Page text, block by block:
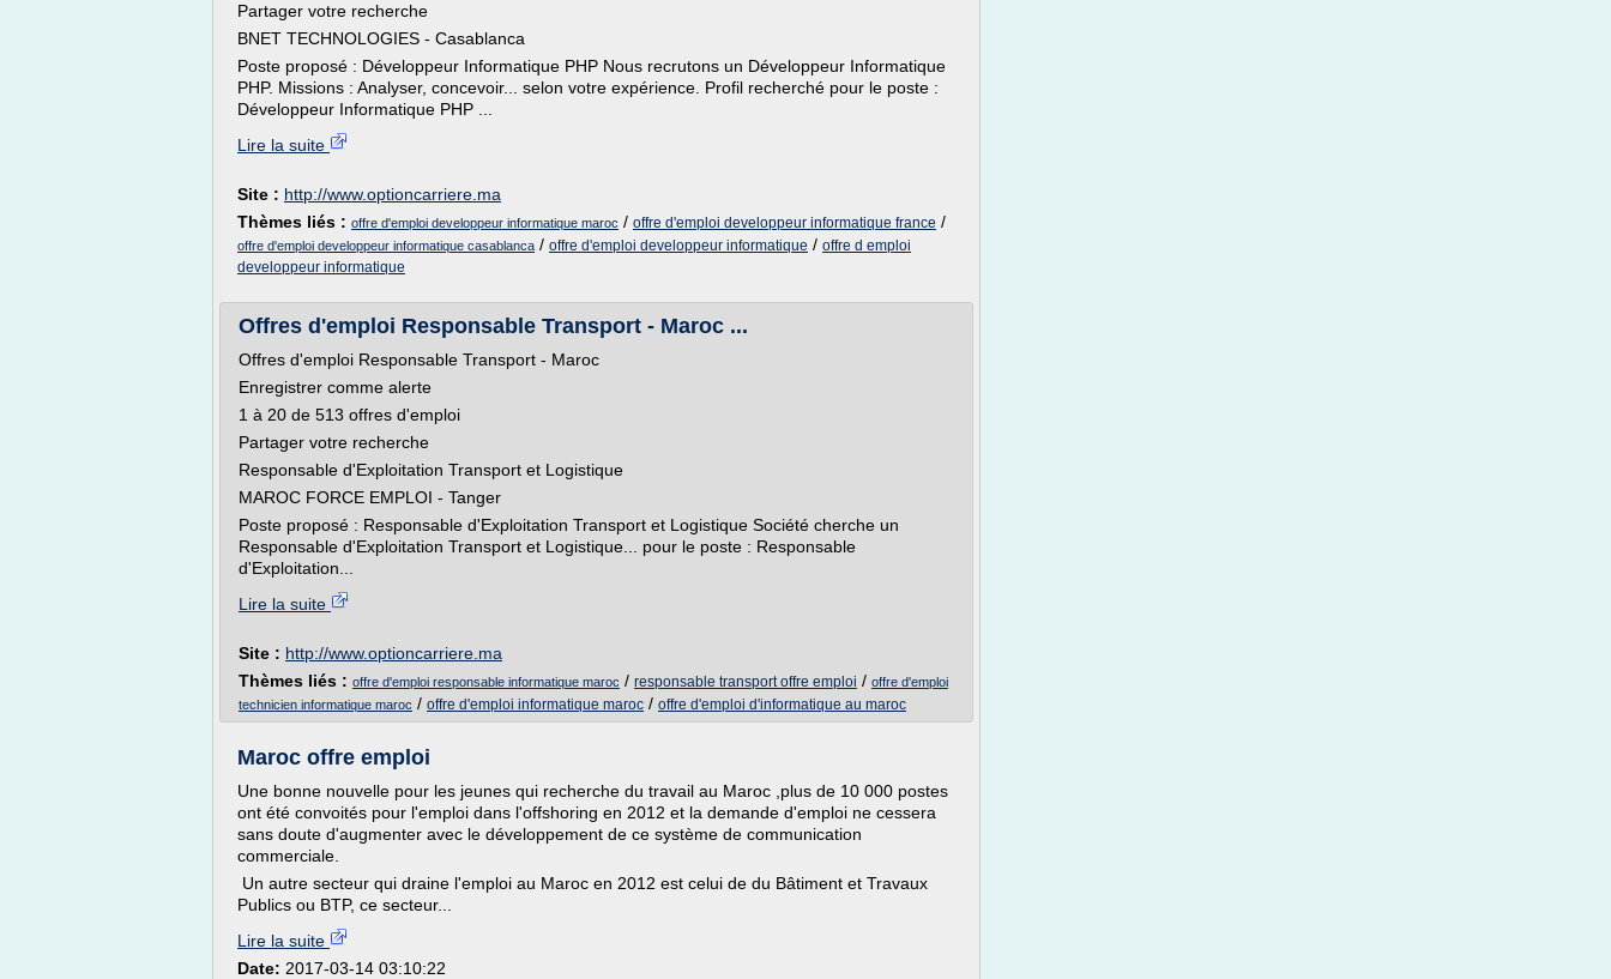
Partager votre recherche
BNET TECHNOLOGIES - Casablanca
Poste proposé : Développeur Informatique PHP Nous recrutons un Développeur Informatique
PHP. Missions : Analyser, concevoir... selon votre expérience. Profil recherché pour le poste :
Développeur Informatique PHP ...
Lire la suite
Site : http://www.optioncarriere.ma
Thèmes liés : offre d'emploi developpeur informatique maroc / offre d'emploi developpeur informatique france /
offre d'emploi developpeur informatique casablanca / offre d'emploi developpeur informatique / offre d emploi
developpeur informatique
Offres d'emploi Responsable Transport - Maroc ...
Offres d'emploi Responsable Transport - Maroc
Enregistrer comme alerte
1 à 20 de 513 offres d'emploi
Partager votre recherche
Responsable d'Exploitation Transport et Logistique
MAROC FORCE EMPLOI - Tanger
Poste proposé : Responsable d'Exploitation Transport et Logistique Société cherche un
Responsable d'Exploitation Transport et Logistique... pour le poste : Responsable
d'Exploitation...
Lire la suite
Site : http://www.optioncarriere.ma
Thèmes liés : offre d'emploi responsable informatique maroc / responsable transport offre emploi / offre d'emploi
technicien informatique maroc / offre d'emploi informatique maroc / offre d'emploi d'informatique au maroc
Maroc offre emploi
Une bonne nouvelle pour les jeunes qui recherche du travail au Maroc ,plus de 10 000 postes
ont été convoités pour l'emploi dans l'offshoring en 2012 et la demande d'emploi ne cessera
sans doute d'augmenter avec le développement de ce système de communication
commerciale.
Un autre secteur qui draine l'emploi au Maroc en 2012 est celui de du Bâtiment et Travaux
Publics ou BTP, ce secteur...
Lire la suite
Date: 2017-03-14 03:10:22